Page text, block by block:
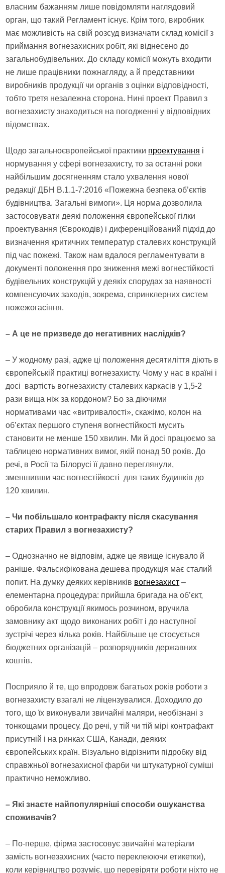
власним бажанням лише повідомляти наглядовий
орган, що такий Регламент існує. Крім того, виробник
має можливість на свій розсуд визначати склад комісії з
приймання вогнезахисних робіт, які віднесено до
загальнобудівельних. До складу комісії можуть входити
не лише працівники пожнагляду, а й представники
виробників продукції чи органів з оцінки відповідності,
тобто третя незалежна сторона. Нині проект Правил з
вогнезахисту знаходиться на погодженні у відповідних
відомствах.
Щодо загальноєвропейської практики проектування і
нормування у сфері вогнезахисту, то за останні роки
найбільшим досягненням стало ухвалення нової
редакції ДБН В.1.1-7:2016 «Пожежна безпека об’єктів
будівництва. Загальні вимоги». Ця норма дозволила
застосовувати деякі положення європейської гілки
проектування (Єврокодів) і диференційований підхід до
визначення критичних температур сталевих конструкцій
під час пожежі. Також нам вдалося регламентувати в
документі положення про зниження межі вогнестійкості
будівельних конструкцій у деякіх спорудах за наявності
компенсуючих заходів, зокрема, спринклерних систем
пожежогасіння.
– А це не призведе до негативних наслідків?
– У жодному разі, адже ці положення десятиліття діють в
європейській практиці вогнезахисту. Чому у нас в країні і
досі вартість вогнезахисту сталевих каркасів у 1,5-2
рази вища ніж за кордоном? Бо за діючими
нормативами час «витривалості», скажімо, колон на
об’єктах першого ступеня вогнестійкості мусить
становити не менше 150 хвилин. Ми й досі працюємо за
таблицею нормативних вимог, якій понад 50 років. До
речі, в Росії та Білорусі її давно переглянули,
зменшивши час вогнестійкості для таких будинків до
120 хвилин.
– Чи побільшало контрафакту після скасування
старих Правил з вогнезахисту?
– Однозначно не відповім, адже це явище існувало й
раніше. Фальсифікована дешева продукція має сталий
попит. На думку деяких керівників вогнезахист –
елементарна процедура: прийшла бригада на об’єкт,
обробила конструкції якимось розчином, вручила
замовнику акт щодо виконаних робіт і до наступної
зустрічі через кілька років. Найбільше це стосується
бюджетних організацій – розпорядників державних
коштів.
Посприяло й те, що впродовж багатьох років роботи з
вогнезахисту взагалі не ліцензувалися. Доходило до
того, що їх виконували звичайні маляри, необізнані з
тонкощами процесу. До речі, у тій чи тій мірі контрафакт
присутній і на ринках США, Канади, деяких
європейських країн. Візуально відрізнити підробку від
справжньої вогнезахисної фарби чи штукатурної суміші
практично неможливо.
– Які знаєте найпопулярніші способи ошуканства
споживачів?
– По-перше, фірма застосовує звичайні матеріали
замість вогнезахисних (часто переклеюючи етикетки),
коли керівництво розуміє, що перевіряти роботи ніхто не